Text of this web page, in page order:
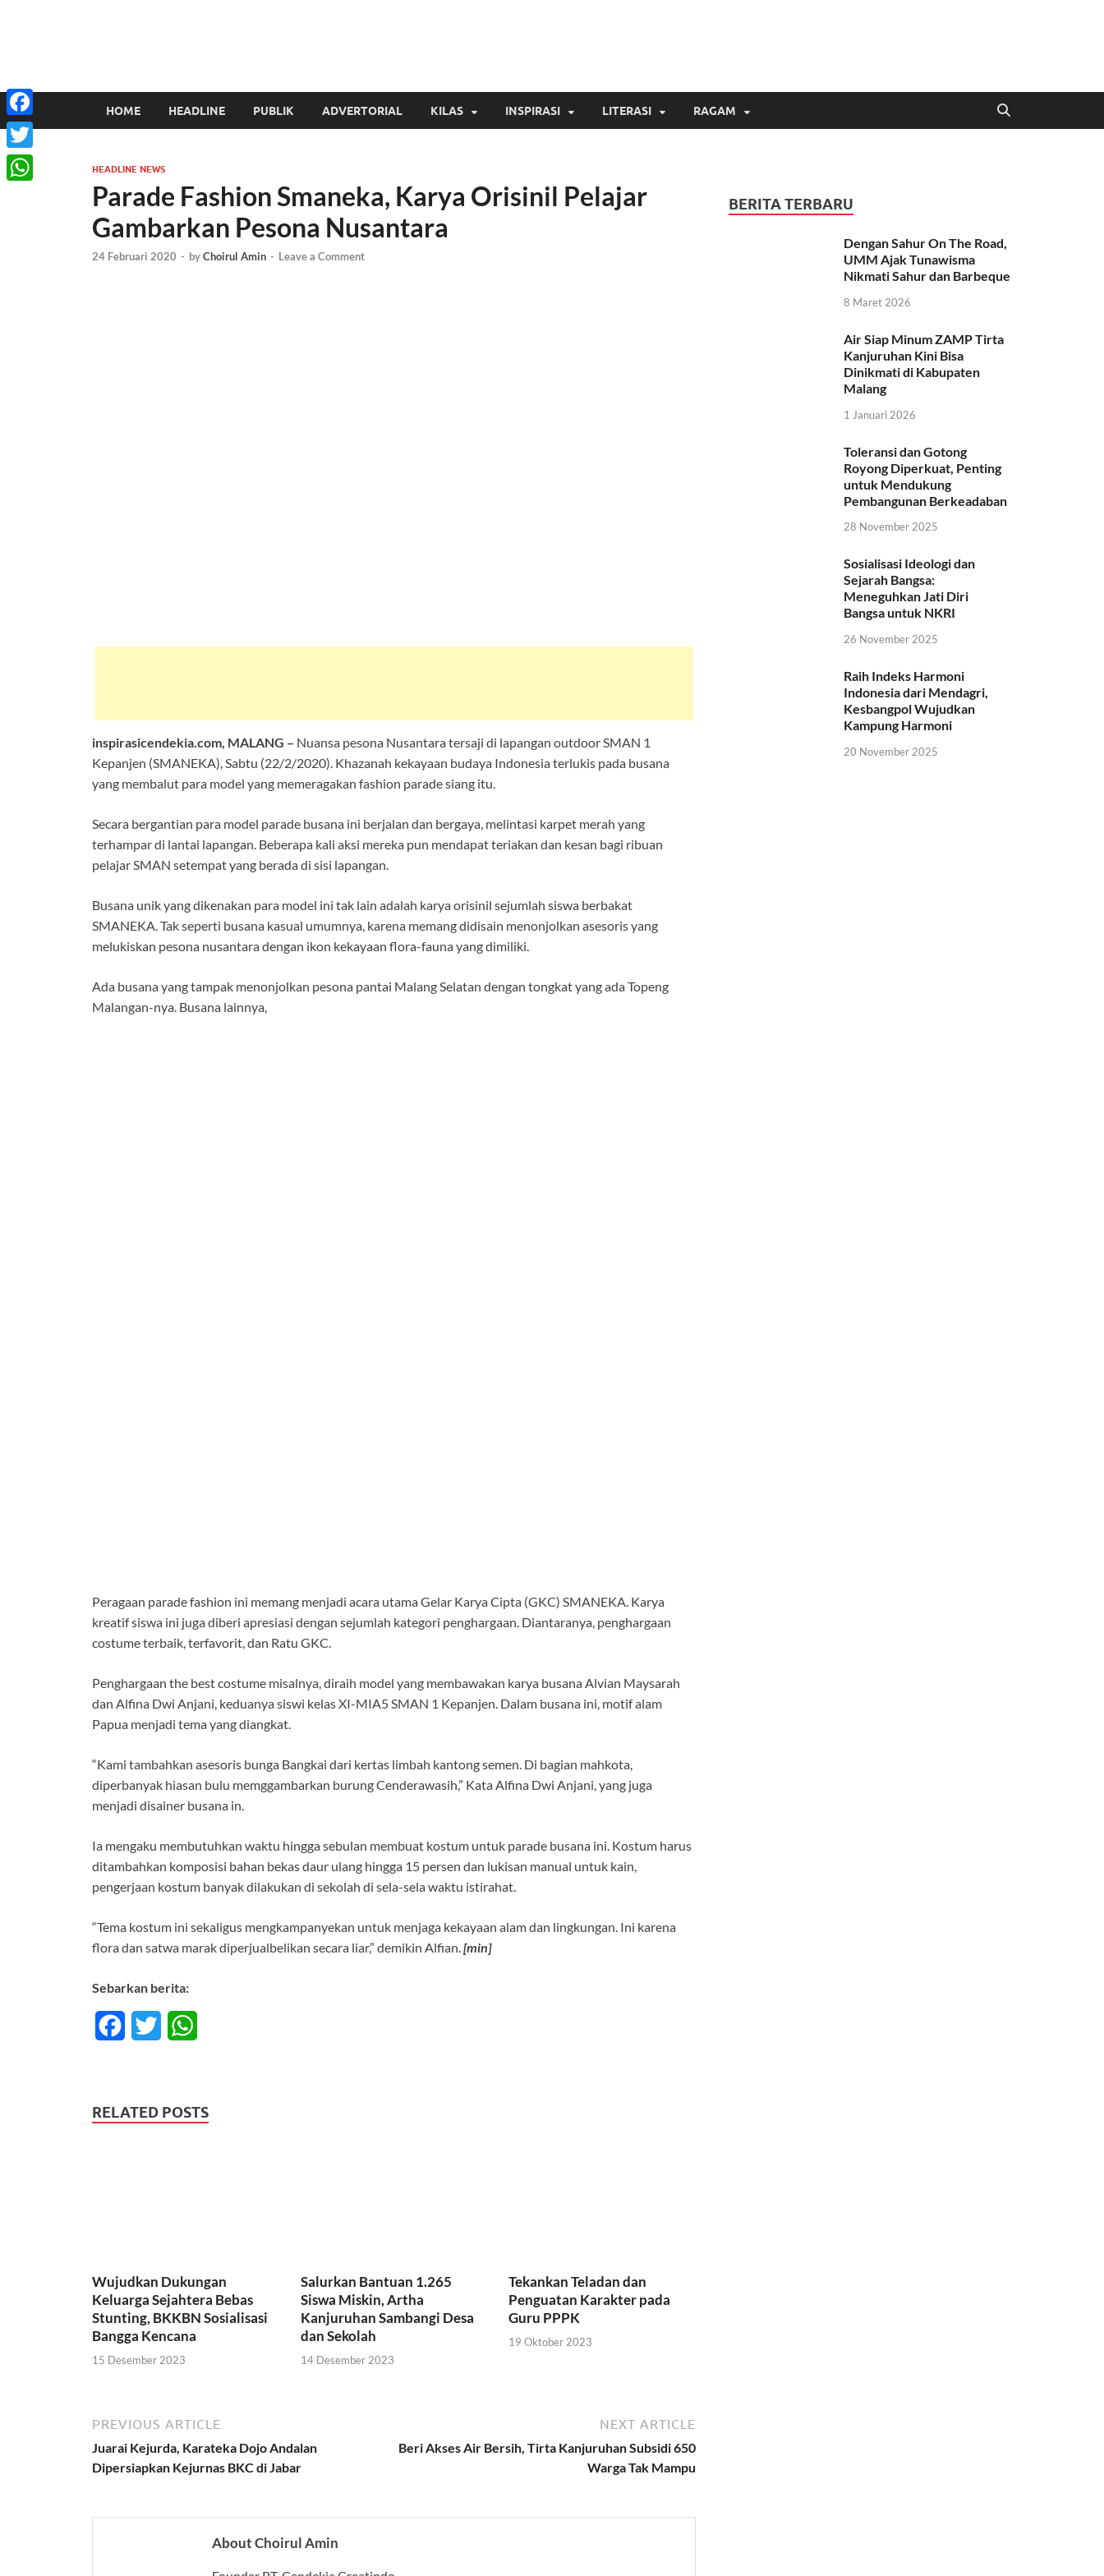
HOME HEADLINE PUBLIK ADVERTORIAL KILAS INSPIRASI LITERASI RAGAM
HEADLINE NEWS
Parade Fashion Smaneka, Karya Orisinil Pelajar
Gambarkan Pesona Nusantara
24 Februari 2020 - byChoirul Amin - Leave a Comment
inspirasicendekia.com, MALANG – Nuansa pesona Nusantara tersaji di lapangan outdoor SMAN 1
Kepanjen (SMANEKA), Sabtu (22/2/2020). Khazanah kekayaan budaya Indonesia terlukis pada busana
yang membalut para model yang memeragakan fashion parade siang itu.
Secara bergantian para model parade busana ini berjalan dan bergaya, melintasi karpet merah yang
terhampar di lantai lapangan. Beberapa kali aksi mereka pun mendapat teriakan dan kesan bagi ribuan
pelajar SMAN setempat yang berada di sisi lapangan.
Busana unik yang dikenakan para model ini tak lain adalah karya orisinil sejumlah siswa berbakat
SMANEKA. Tak seperti busana kasual umumnya, karena memang didisain menonjolkan asesoris yang
melukiskan pesona nusantara dengan ikon kekayaan flora-fauna yang dimiliki.
Ada busana yang tampak menonjolkan pesona pantai Malang Selatan dengan tongkat yang ada Topeng
Malangan-nya. Busana lainnya,
Peragaan parade fashion ini memang menjadi acara utama Gelar Karya Cipta (GKC) SMANEKA. Karya
kreatif siswa ini juga diberi apresiasi dengan sejumlah kategori penghargaan. Diantaranya, penghargaan
costume terbaik, terfavorit, dan Ratu GKC.
Penghargaan the best costume misalnya, diraih model yang membawakan karya busana Alvian Maysarah
dan Alfina Dwi Anjani, keduanya siswi kelas XI-MIA5 SMAN 1 Kepanjen. Dalam busana ini, motif alam
Papua menjadi tema yang diangkat.
“Kami tambahkan asesoris bunga Bangkai dari kertas limbah kantong semen. Di bagian mahkota,
diperbanyak hiasan bulu memggambarkan burung Cenderawasih,” Kata Alfina Dwi Anjani, yang juga
menjadi disainer busana in.
Ia mengaku membutuhkan waktu hingga sebulan membuat kostum untuk parade busana ini. Kostum harus
ditambahkan komposisi bahan bekas daur ulang hingga 15 persen dan lukisan manual untuk kain,
pengerjaan kostum banyak dilakukan di sekolah di sela-sela waktu istirahat.
“Tema kostum ini sekaligus mengkampanyekan untuk menjaga kekayaan alam dan lingkungan. Ini karena
flora dan satwa marak diperjualbelikan secara liar,” demikin Alfian.[min]
Sebarkan berita:
e
t
t
RELATED POSTS
Wujudkan Dukungan
Keluarga Sejahtera Bebas
Stunting, BKKBN Sosialisasi
Bangga Kencana
15 Desember 2023
Salurkan Bantuan 1.265
Siswa Miskin, Artha
Kanjuruhan Sambangi Desa
dan Sekolah
14 Desember 2023
Tekankan Teladan dan
Penguatan Karakter pada
Guru PPPK
19 Oktober 2023
PREVIOUS ARTICLE
Juarai Kejurda, Karateka Dojo Andalan
Dipersiapkan Kejurnas BKC di Jabar
NEXT ARTICLE
Beri Akses Air Bersih, Tirta Kanjuruhan Subsidi 650
Warga Tak Mampu
About Choirul Amin
BERITA TERBARU
Dengan Sahur On The Road,
UMM Ajak Tunawisma
Nikmati Sahur dan Barbeque
8 Maret 2026
Air Siap Minum ZAMP Tirta
Kanjuruhan Kini Bisa
Dinikmati di Kabupaten
Malang
1 Januari 2026
Toleransi dan Gotong
Royong Diperkuat, Penting
untuk Mendukung
Pembangunan Berkeadaban
28 November 2025
Sosialisasi Ideologi dan
Sejarah Bangsa:
Meneguhkan Jati Diri
Bangsa untuk NKRI
26 November 2025
Raih Indeks Harmoni
Indonesia dari Mendagri,
Kesbangpol Wujudkan
Kampung Harmoni
20 November 2025
Facebook
Twitter